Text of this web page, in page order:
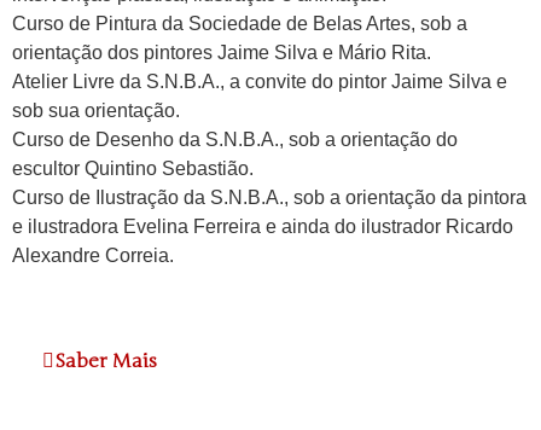
Curso de Pintura da Sociedade de Belas Artes, sob a
orientação dos pintores Jaime Silva e Mário Rita.
Atelier Livre da S.N.B.A., a convite do pintor Jaime Silva e
sob sua orientação.
Curso de Desenho da S.N.B.A., sob a orientação do
escultor Quintino Sebastião.
Curso de Ilustração da S.N.B.A., sob a orientação da pintora
e ilustradora Evelina Ferreira e ainda do ilustrador Ricardo
Alexandre Correia.
Saber Mais